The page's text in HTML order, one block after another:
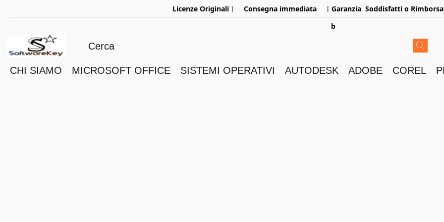
Licenze Originaliㅤ︳ Consegna immediata ㅤ︳Garanzia Soddisfatti o
b
CHI SIAMO MICROSOFT OFFICE SISTEMI OPERATIVI AUTODESK ADOBE COREL